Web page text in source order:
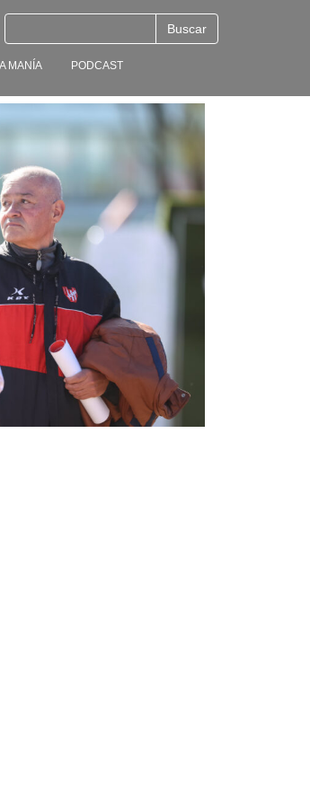
MANÍA PODCAST